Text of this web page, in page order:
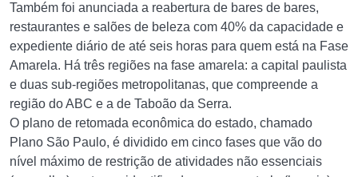
Também foi anunciada a reabertura de bares de bares,
restaurantes e salões de beleza com 40% da capacidade e
expediente diário de até seis horas para quem está na Fase
Amarela. Há três regiões na fase amarela: a capital paulista
e duas sub-regiões metropolitanas, que compreende a
região do ABC e a de Taboão da Serra.
O plano de retomada econômica do estado, chamado
Plano São Paulo, é dividido em cinco fases que vão do
nível máximo de restrição de atividades não essenciais